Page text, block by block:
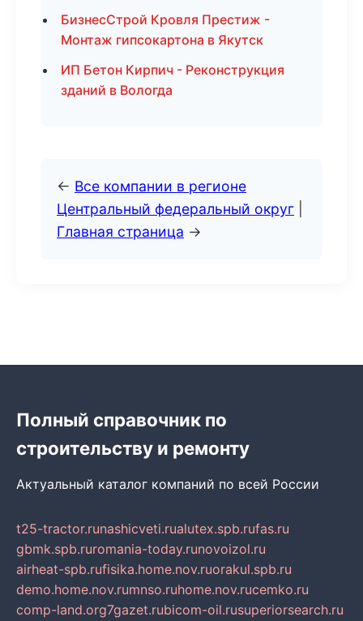
БизнесСтрой Кровля Престиж -
Монтаж гипсокартона в Якутск
ИП Бетон Кирпич - Реконструкция
зданий в Вологда
← Все компании в регионе
Центральный федеральный округ
Главная страница →
Полный справочник по
строительству и ремонту
Актуальный каталог компаний по всей России
t25-tractor.runashicveti.rualutex.spb.rufas.ru
gbmk.spb.ruromania-today.runovoizol.ru
airheat-spb.rufisika.home.nov.ruorakul.spb.ru
demo.home.nov.rumnso.ruhome.nov.rucemko.ru
comp-land.org7gazet.rubicom-oil.rusuperiorsearch.ru